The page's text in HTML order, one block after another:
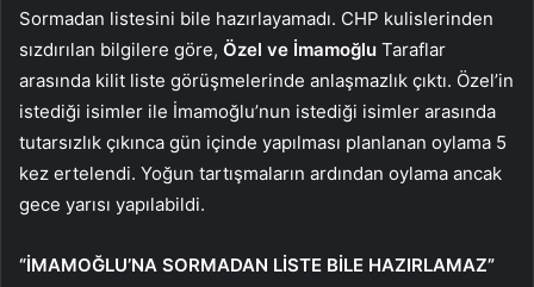
Sormadan listesini bile hazırlayamadı. CHP kulislerinden
sızdırılan bilgilere göre, Özel ve İmamoğlu Taraflar
arasında kilit liste görüşmelerinde anlaşmazlık çıktı. Özel’in
istediği isimler ile İmamoğlu’nun istediği isimler arasında
tutarsızlık çıkınca gün içinde yapılması planlanan oylama 5
kez ertelendi. Yoğun tartışmaların ardından oylama ancak
gece yarısı yapılabildi.
“İMAMOĞLU’NA SORMADAN LİSTE BİLE HAZIRLAMAZ”